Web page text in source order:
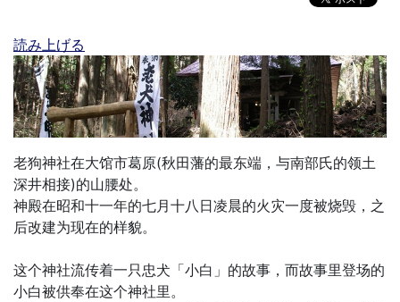
読み上げる
老狗神社在大馆市葛原(秋田藩的最东端，与南部氏的领土
深井相接)的山腰处。
神殿在昭和十一年的七月十八日凌晨的火灾一度被烧毁，之
后改建为现在的样貌。
这个神社流传着一只忠犬「小白」的故事，而故事里登场的
小白被供奉在这个神社里。